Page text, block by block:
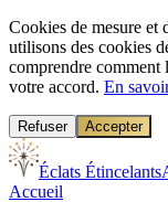
Cookies de mesure et
utilisons des cookies
comprendre comment
votre accord. En
Refuser Accepter
Éclats Étincelants
Accueil